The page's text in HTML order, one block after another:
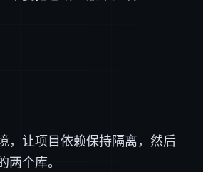
，让项目依赖保持隔离，然后
两个库。